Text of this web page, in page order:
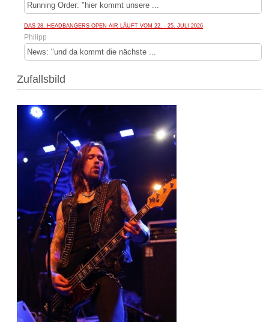
Running Order: "hier kommt unsere ...
DAS 28. HEADBANGERS OPEN AIR LÄUFT VOM 22. - 25. JULI 2026
Philipp
News: "und da kommt die nächste ...
Zufallsbild